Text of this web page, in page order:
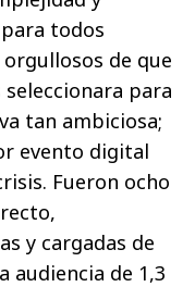
todos
de que
para
tan ambiciosa;
evento digital
Fueron ocho
y cargadas de
audiencia de 1,3